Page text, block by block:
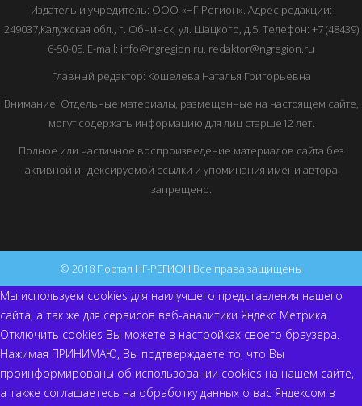
Издатель и учредитель: ООО «НГ-Регион». Адрес редакции:
249037,Калужская обл., г. Обнинск, ул. Шацкого, д.5. Телефон: +7 (48439)
6-50-05. E-mail: info@ngregion.ru, redaktor@ngregion.ru
Главный редактор: Кошелева Наталья Григорьевна
Внимание! Отдельные материалы, размещенные на настоящем сайте,
могут содержать информацию для лиц старше12 лет.
Полное или частичное воспроизведение материалов сайта без
активной индексируемой ссылки и упоминания имени автора
запрещено.
© 2018 Портал НГ-РЕГИОН Все права защищены
Мы используем cookies для наилучшего представления нашего
сайта, а так же для сервисов веб-аналитики Яндекс Метрика.
Отключить cookies Вы можете в настройках своего браузера.
Нажимая ПРИНИМАЮ, Вы подтверждаете то, что Вы
проинформированы об использовании cookies на нашем сайте,
а также соглашаетесь на обработку данных о вас Яндексом в